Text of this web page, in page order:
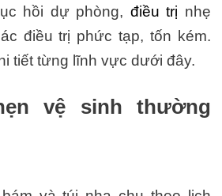
hồi dự phòng, điều trị nhẹ
điều trị phức tạp, tốn kém.
tiết từng lĩnh vực dưới đây.
vệ sinh thường